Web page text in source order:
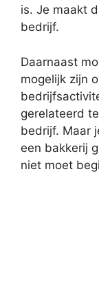
is. Je maakt
bedrijf.
Daarnaast
mogelijk zijn
gerelateerd
bedrijf. Maar
een bakkerij
niet moet